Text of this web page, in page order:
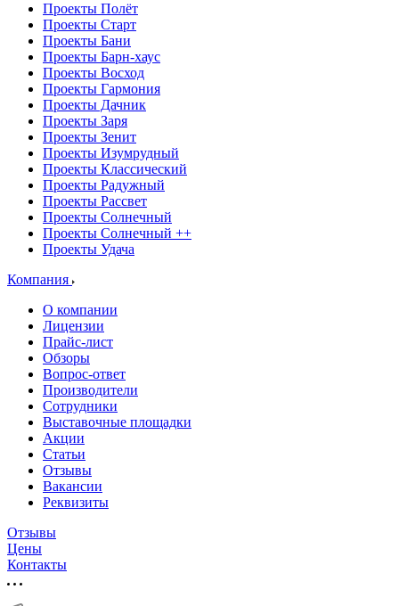
Проекты Полёт
Проекты Старт
Проекты Бани
Проекты Барн-хаус
Проекты Восход
Проекты Гармония
Проекты Дачник
Проекты Заря
Проекты Зенит
Проекты Изумрудный
Проекты Классический
Проекты Радужный
Проекты Рассвет
Проекты Солнечный
Проекты Солнечный ++
Проекты Удача
Компания
О компании
Лицензии
Прайс-лист
Обзоры
Вопрос-ответ
Производители
Сотрудники
Выставочные площадки
Акции
Статьи
Отзывы
Вакансии
Реквизиты
Отзывы
Цены
Контакты